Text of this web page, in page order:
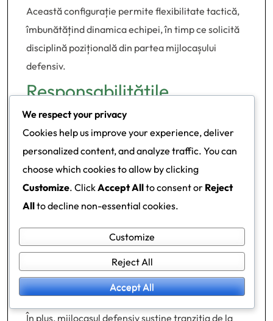
Această configurație permite flexibilitate tactică,
îmbunătățind dinamica echipei, în timp ce solicită
disciplină pozițională din partea mijlocașului
defensiv.
Responsabilitățile
mijlocașului defensiv
În formația 2-3-2-3, mijlocașul defensiv este
responsabil în principal pentru blocarea apărării și
perturbarea fluxului de atac al adversarului. Acest
jucător acționează ca un scut în fața liniei de fund,
acestea să ajungă în treimea defensivă.
Poziționarea lor este crucială, deoarece trebuie să
anticipeze mișcările adversarului și să reacționeze
rapid pentru a menține structura echipei.
În plus, mijlocașul defensiv susține tranziția de la
We respect your privacy
Cookies help us improve your experience, deliver
personalized content, and analyze traffic. You can
choose which cookies to allow by clicking
Customize. ClickAccept Allto consent or Reject
Allto decline non-essential cookies.
Customize
Reject All
Accept All